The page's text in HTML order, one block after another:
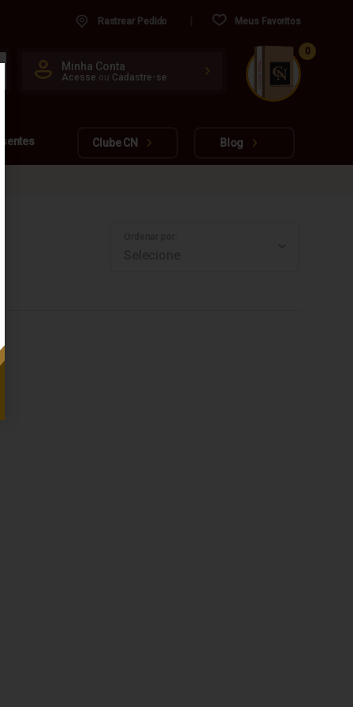
Rastrear Pedido Meus Favoritos
Minha Conta
Acesse ou Cadastre-se
www.cachacarianacional.com.br
CUIDADO FRÁGIL
0
Clube CN Blog